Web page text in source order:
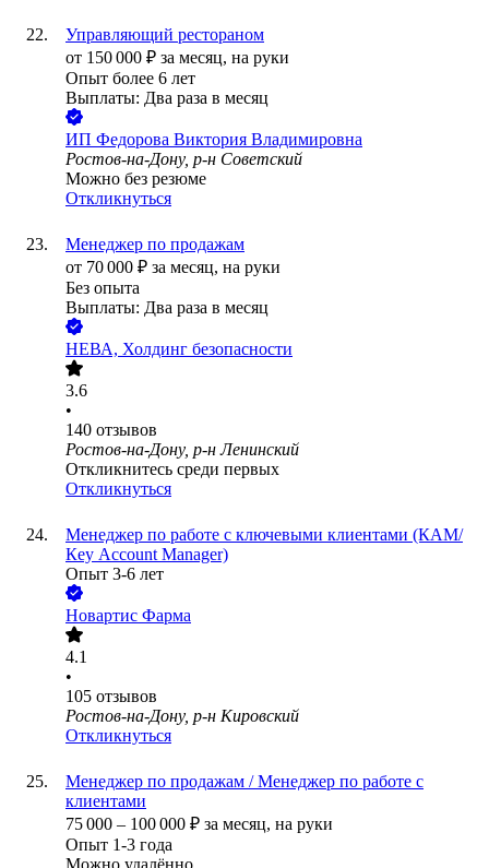
Управляющий рестораном
от 150 000 ₽ за месяц, на руки
Опыт более 6 лет
Выплаты: Два раза в месяц
ИП Федорова Виктория Владимировна
Ростов-на-Дону, р-н Советский
Можно без резюме
Откликнуться
Менеджер по продажам
от 70 000 ₽ за месяц, на руки
Без опыта
Выплаты: Два раза в месяц
НЕВА, Холдинг безопасности
3.6
•
140 отзывов
Ростов-на-Дону, р-н Ленинский
Откликнитесь среди первых
Откликнуться
Менеджер по работе с ключевыми клиентами (КАМ/
Кey Аccount Мanager)
Опыт 3-6 лет
Новартис Фарма
4.1
•
105 отзывов
Ростов-на-Дону, р-н Кировский
Откликнуться
Менеджер по продажам / Менеджер по работе с
клиентами
75 000 – 100 000 ₽ за месяц, на руки
Опыт 1-3 года